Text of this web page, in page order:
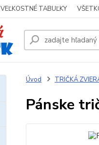
VEĽKOSTNÉ TABUĽKY
Úvod TRIČKÁ
Pánske